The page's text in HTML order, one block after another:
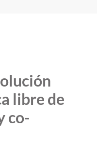
libre de
co-